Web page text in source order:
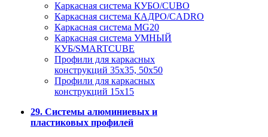
Каркасная система КУБО/CUBO
Каркасная система КАДРО/CADRO
Каркасная система MG20
Каркасная система УМНЫЙ
КУБ/SMARTCUBE
Профили для каркасных
конструкций 35x35, 50x50
Профили для каркасных
конструкций 15х15
29. Системы алюминиевых и
пластиковых профилей